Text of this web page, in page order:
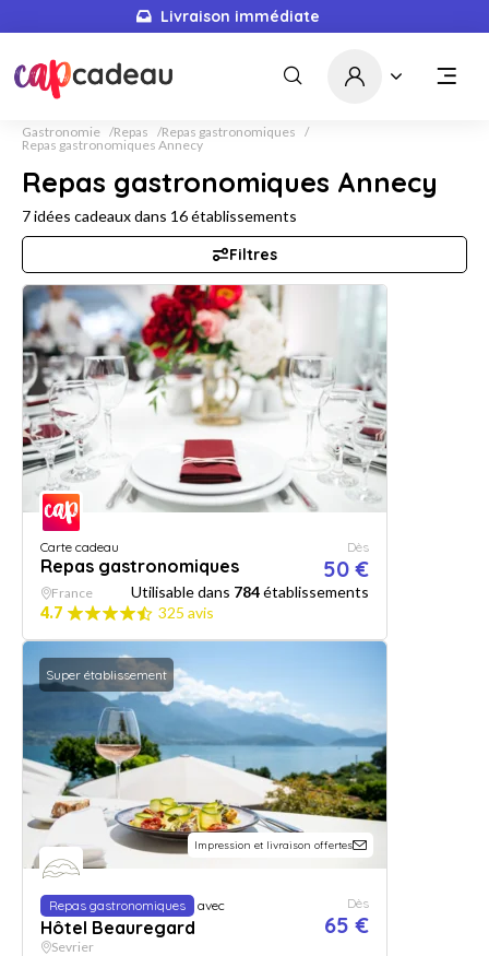
Livraison immédiate
Gastronomie Repas
Repas gastronomiques
Repas gastronomiques Annecy
Repas gastronomiques Annecy
7idées cadeaux dans 16établissements
Filtres
Carte cadeau
Repas gastronomiques
Dès
50 €
France Utilisable dans 784établissements
4.7
325 avis
Super établissement
Impression et livraison offertes
Repas gastronomiques avec
Hôtel Beauregard
Dès
65 €
Sevrier